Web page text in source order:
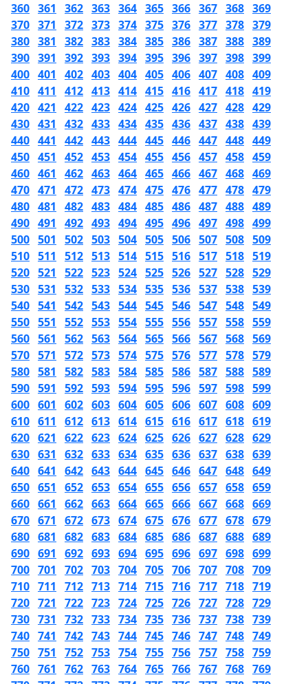
360 361 362 363 364 365 366 367 368 369
370 371 372 373 374 375 376 377 378 379
380 381 382 383 384 385 386 387 388 389
390 391 392 393 394 395 396 397 398 399
400 401 402 403 404 405 406 407 408 409
410 411 412 413 414 415 416 417 418 419
420 421 422 423 424 425 426 427 428 429
430 431 432 433 434 435 436 437 438 439
440 441 442 443 444 445 446 447 448 449
450 451 452 453 454 455 456 457 458 459
460 461 462 463 464 465 466 467 468 469
470 471 472 473 474 475 476 477 478 479
480 481 482 483 484 485 486 487 488 489
490 491 492 493 494 495 496 497 498 499
500 501 502 503 504 505 506 507 508 509
510 511 512 513 514 515 516 517 518 519
520 521 522 523 524 525 526 527 528 529
530 531 532 533 534 535 536 537 538 539
540 541 542 543 544 545 546 547 548 549
550 551 552 553 554 555 556 557 558 559
560 561 562 563 564 565 566 567 568 569
570 571 572 573 574 575 576 577 578 579
580 581 582 583 584 585 586 587 588 589
590 591 592 593 594 595 596 597 598 599
600 601 602 603 604 605 606 607 608 609
610 611 612 613 614 615 616 617 618 619
620 621 622 623 624 625 626 627 628 629
630 631 632 633 634 635 636 637 638 639
640 641 642 643 644 645 646 647 648 649
650 651 652 653 654 655 656 657 658 659
660 661 662 663 664 665 666 667 668 669
670 671 672 673 674 675 676 677 678 679
680 681 682 683 684 685 686 687 688 689
690 691 692 693 694 695 696 697 698 699
700 701 702 703 704 705 706 707 708 709
710 711 712 713 714 715 716 717 718 719
720 721 722 723 724 725 726 727 728 729
730 731 732 733 734 735 736 737 738 739
740 741 742 743 744 745 746 747 748 749
750 751 752 753 754 755 756 757 758 759
760 761 762 763 764 765 766 767 768 769